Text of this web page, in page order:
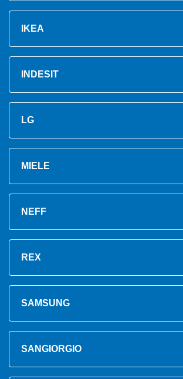
IKEA
INDESIT
LG
MIELE
NEFF
REX
SAMSUNG
SANGIORGIO